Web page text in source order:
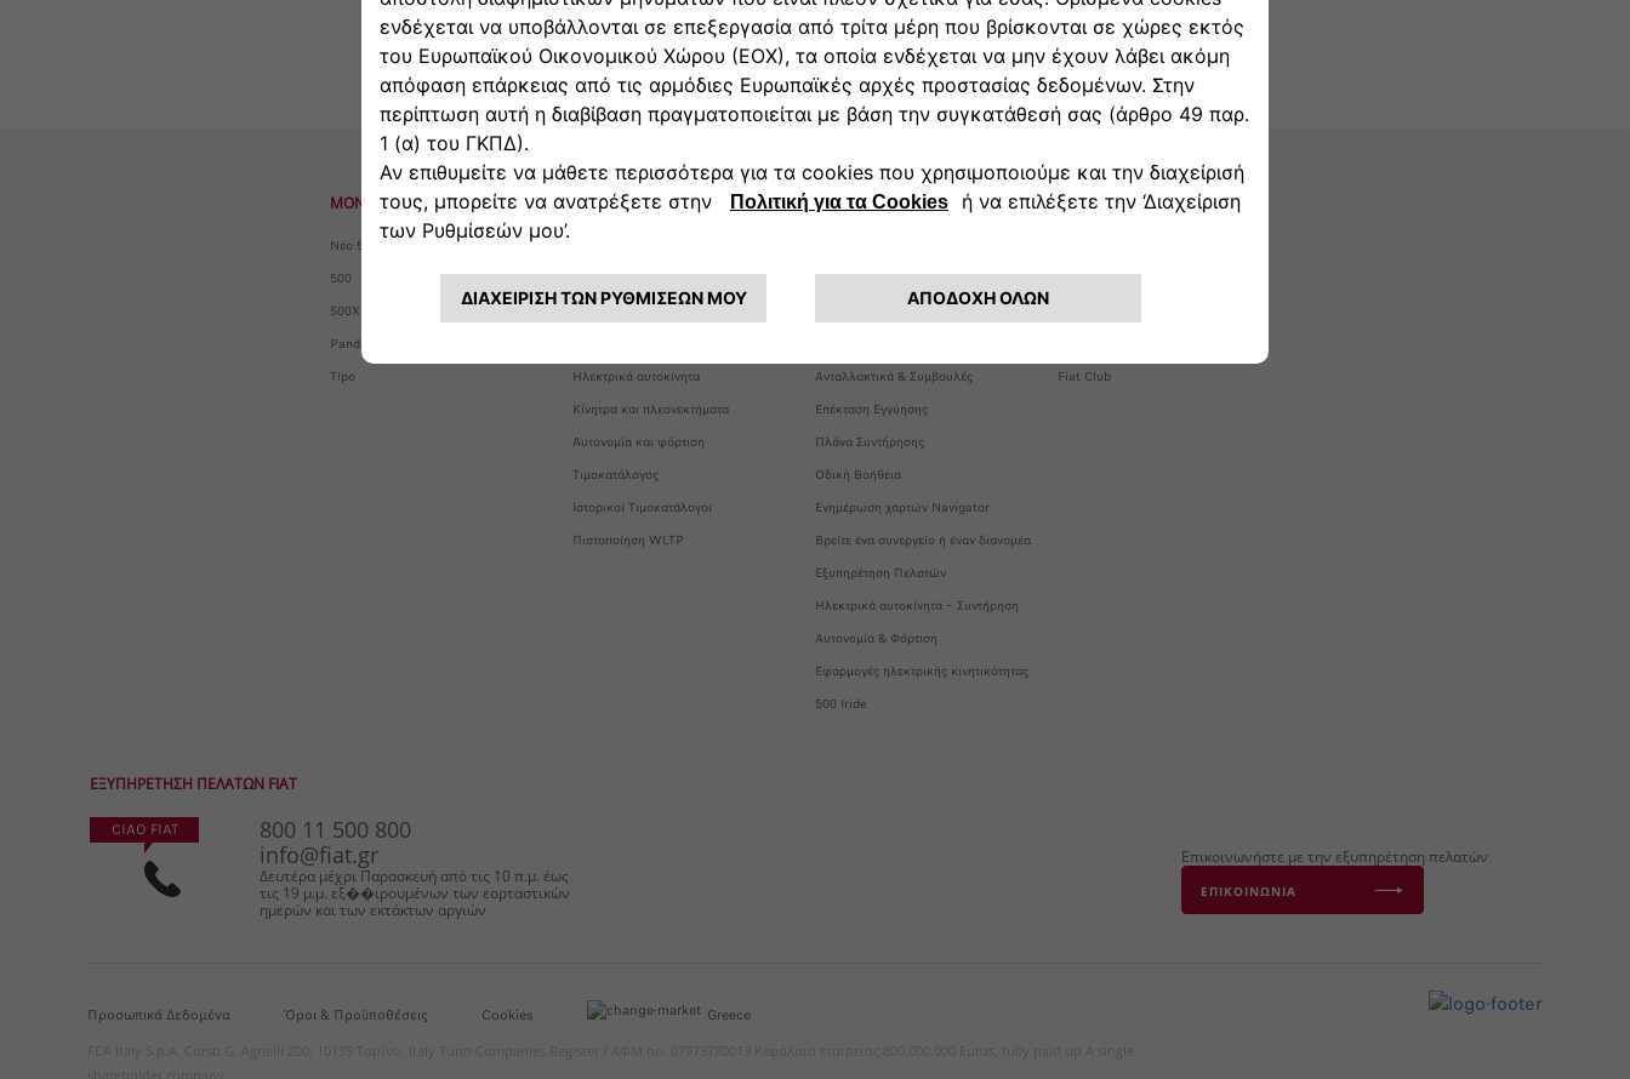
ΜΟΝΤΕΛΑ
Νέο 500
500
500X
Panda
Tipo
ΑΠΟΚΤΗΣΤΕ ΤΟ
Χρηματοδότηση
Ηλεκτρικά αυτοκίνητα
Κίνητρα και πλεονεκτήματα
Αυτονομία και φόρτιση
Τιμοκατάλογος
Ιστορικοί Τιμοκατάλογοι
Πιστοποίηση WLTP
ΙΔΙΟΚΤΗΤΕΣ
Συνδεδεμένες Υπηρεσίες
Ανταλλακτικά & Συμβουλές
Επέκταση Εγγύησης
Πλάνα Συντήρησης
Οδική Βοήθεια
Ενημέρωση χαρτών Navigator
Βρείτε ένα συνεργείο ή έναν διανομέα
Εξυπηρέτηση Πελατών
Ηλεκτρικά αυτοκίνητα – Συντήρηση
Αυτονομία & Φόρτιση
Εφαρμογές ηλεκτρικής κινητικότητας
500 Iride
Ο ΚΟΣΜΟΣ ΤΗΣ FIAT
Casa 500
Fiat Club
ΕΞΥΠΗΡΕΤΗΣΗ ΠΕΛΑΤΩΝ FIAT
CIAO FIAT 800 11 500 800
info@fiat.gr
Δευτέρα μέχρι Παρασκευή από τις 10 π.μ. έως
τις 19 μ.μ. εξ��ιρουμένων των εορταστικών
ημερών και των εκτάκτων αργιών
Επικοινωνήστε με την εξυπηρέτηση πελατών
ΕΠΙΚΟΙΝΩΝΙΑ
Προσωπικά Δεδομένα Όροι & Προϋποθέσεις Cookies Greece